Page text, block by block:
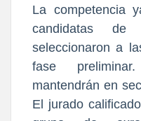
La competencia
candidatas
seleccionaron a
fase
mantendrán en
El jurado